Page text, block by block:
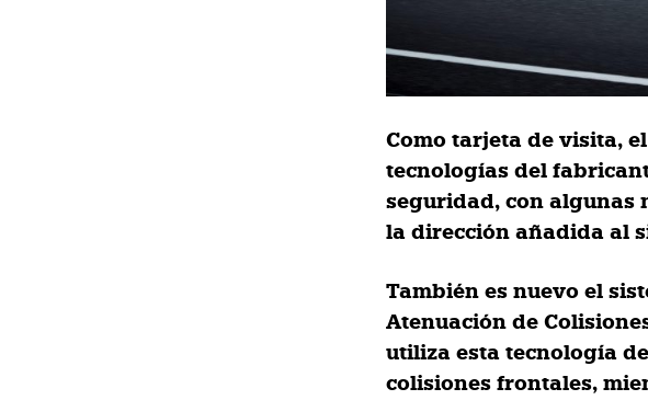
Como tarjeta de visita,
tecnologías del
seguridad, con algunas
la dirección añadida al
También es nuevo el
Atenuación de
utiliza esta tecnología
colisiones frontales,